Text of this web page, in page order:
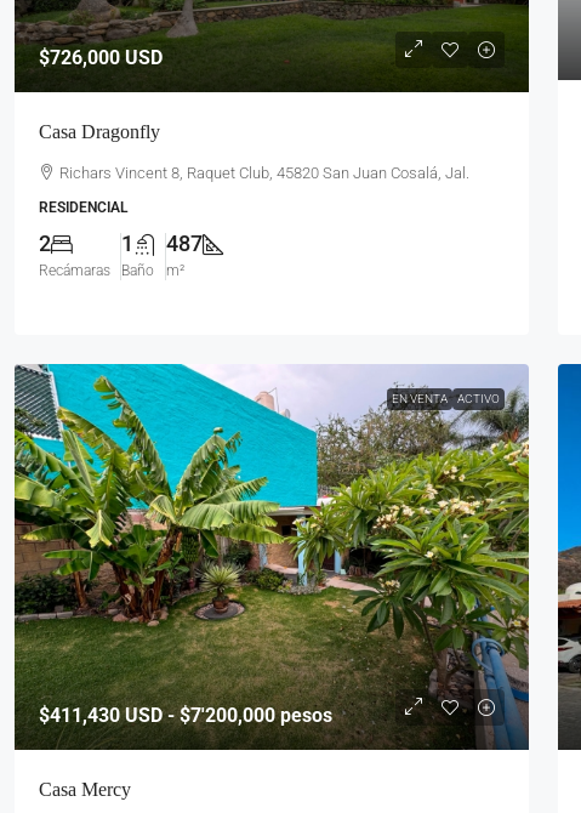
$726,000USD
Casa Dragonfly
Richars Vincent 8, Raquet Club, 45820 San Juan Cosalá, Jal.
RESIDENCIAL
2
Recámaras
1
Baño
487
m²
EN VENTA ACTIVO
$411,430USD - $7'200,000 pesos
Casa Mercy